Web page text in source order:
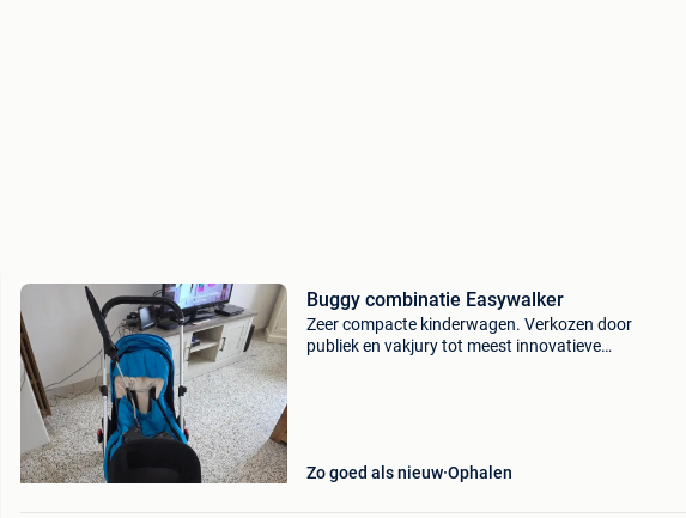
Buggy combinatie Easywalker
Zeer compacte kinderwagen. Verkozen door
publiek en vakjury tot meest innovatieve
Zo goed als nieuw Ophalen